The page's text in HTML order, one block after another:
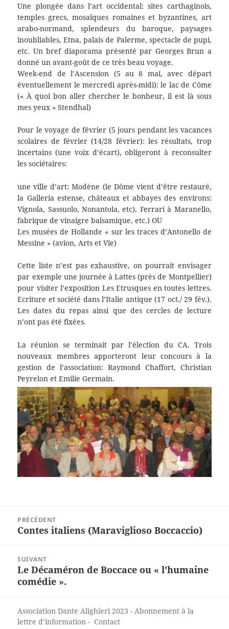
Une plongée dans l’art occidental: sites carthaginois,
temples grecs, mosaïques romaines et byzantines, art
arabo-normand, splendeurs du baroque, paysages
inoubliables, Etna, palais de Palerme, spectacle de pupi,
etc. Un bref diaporama présenté par Georges Brun a
donné un avant-goût de ce très beau voyage.
Week-end de l’Ascension (5 au 8 mai, avec départ
éventuellement le mercredi après-midi): le lac de Côme
(« À quoi bon aller chercher le bonheur, il est là sous
mes yeux » Stendhal)
Pour le voyage de février (5 jours pendant les vacances
scolaires de février (14/28 février): les résultats, trop
incertains (une voix d’écart), obligeront à reconsulter
les sociétaires:
une ville d’art: Modène (le Dôme vient d’être restauré,
la Galleria estense, châteaux et abbayes des environs:
Vignola, Sassuolo, Nonantola, etc), Ferrari à Maranello,
fabrique de vinaigre balsamique, etc.) OU
Les musées de Hollande « sur les traces d’Antonello de
Messine » (avion, Arts et Vie)
Cette liste n’est pas exhaustive, on pourrait envisager
par exemple une journée à Lattes (près de Montpellier)
pour visiter l’exposition Les Etrusques en toutes lettres.
Ecriture et société dans l’Italie antique (17 oct./ 29 fév.).
Les dates du repas ainsi que des cercles de lecture
n’ont pas été fixées.
La réunion se terminait par l’élection du CA. Trois
nouveaux membres apporteront leur concours à la
gestion de l’association: Raymond Chaffort, Christian
Peyrelon et Emilie Germain.
l’article
PRÉCÉDENT
Article
Contes italiens (Maraviglioso Boccaccio)
SUIVANT
Article
suivant :
Le Décaméron de Boccace ou « l’humaine
comédie ».
Association Dante Alighieri2023 -Abonnement à la
lettre d’information -Contact